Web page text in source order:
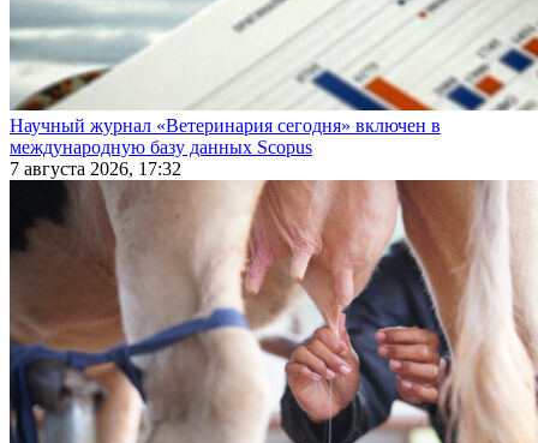
Научный журнал «Ветеринария сегодня» включен в
международную базу данных Scopus
7 августа 2026, 17:32